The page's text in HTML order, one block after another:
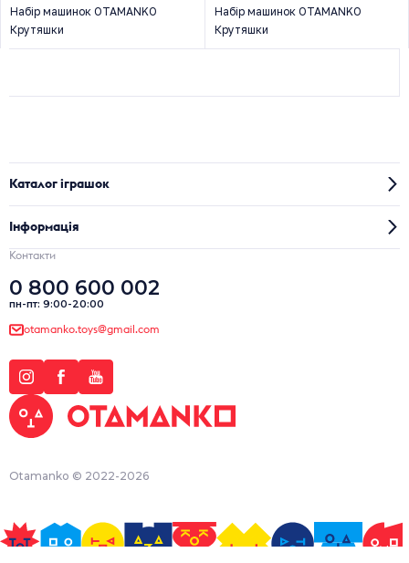
Набір машинок OTAMANKO
Крутяшки
Набір машинок OTAMANKO
Крутяшки
Otamanko © 2022-2026
Каталог іграшок
Інформація
Контакти
0 800 600 002
пн-пт: 9:00-20:00
otamanko.toys@gmail.com